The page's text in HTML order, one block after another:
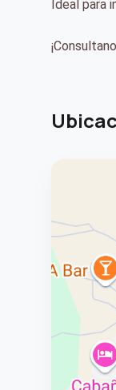
Ideal para